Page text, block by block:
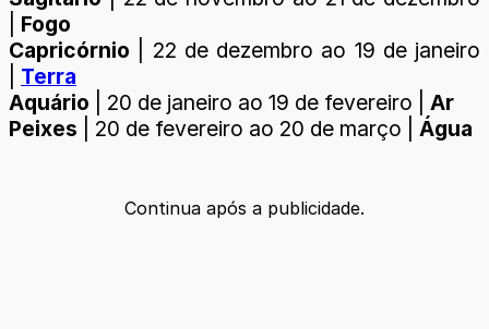
Fogo
Capricórnio | 22 de dezembro ao 19 de janeiro
Terra
Aquário | 20 de janeiro ao 19 de fevereiro | Ar
Peixes | 20 de fevereiro ao 20 de março | Água
Continua após a publicidade.